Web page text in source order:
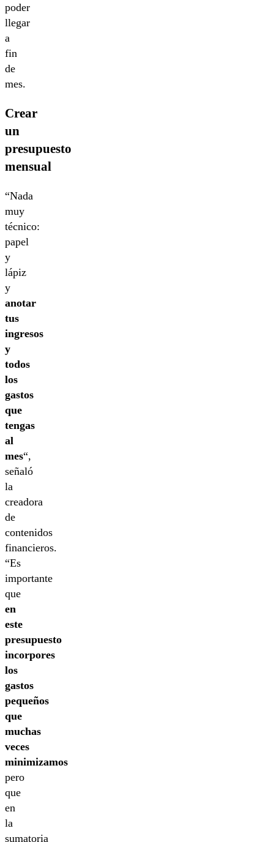
poder
llegar
a
fin
de
mes.
Crear
un
presupuesto
mensual
“Nada
muy
técnico:
papel
y
lápiz
y
anotar
tus
ingresos
y
todos
los
gastos
que
tengas
al
mes“,
señaló
la
creadora
de
contenidos
financieros.
“Es
importante
que
en
este
presupuesto
incorpores
los
gastos
pequeños
que
muchas
veces
minimizamos
pero
que
en
la
sumatoria